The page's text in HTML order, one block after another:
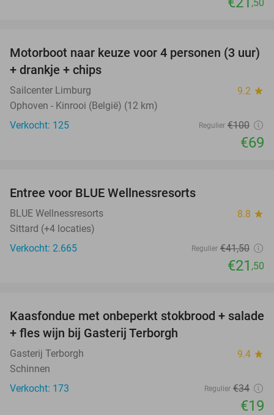
,50
31%
Motorboot naar keuze voor 4 personen (3 uur)
+ drankje + chips
Sailcenter Limburg 9.2 star
Ophoven - Kinrooi (België) (12 km)
Verkocht: 125
Regulier €100
€69
Entree voor BLUE Wellnessresorts
BLUE Wellnessresorts 8.8 star
Sittard (+4 locaties)
Verkocht: 2.665
Regulier €41,50
€21 ,50
44%
Kaasfondue met onbeperkt stokbrood + salade
+ fles wijn bij Gasterij Terborgh
Gasterij Terborgh 9.4 star
Schinnen
Verkocht: 173
Regulier €34
€19